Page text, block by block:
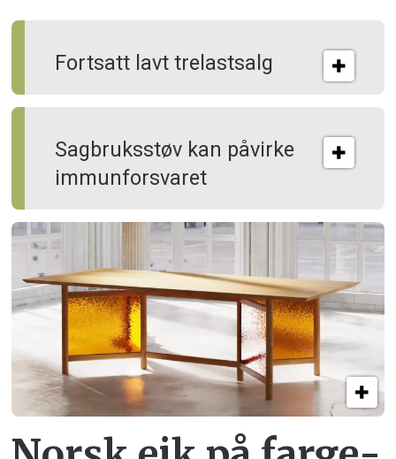
Fortsatt lavt trelastsalg
Sagbruksstøv kan på­virke
immun­forsvaret